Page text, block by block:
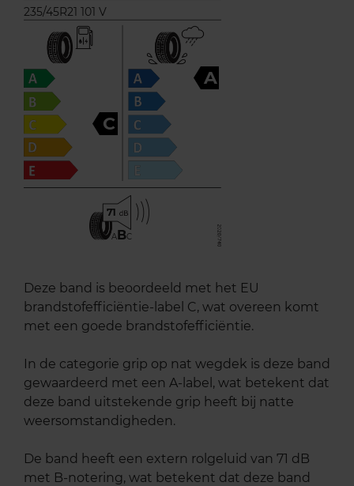
235/45R21 101 V
C
A
71
ABC
Deze band is beoordeeld met het EU
brandstofefficiëntie-label C, wat overeen komt
met een goede brandstofefficiëntie.
In de categorie grip op nat wegdek is deze band
gewaardeerd met een A-label, wat betekent dat
deze band uitstekende grip heeft bij natte
weersomstandigheden.
De band heeft een extern rolgeluid van 71 dB
met B-notering, wat betekent dat deze band